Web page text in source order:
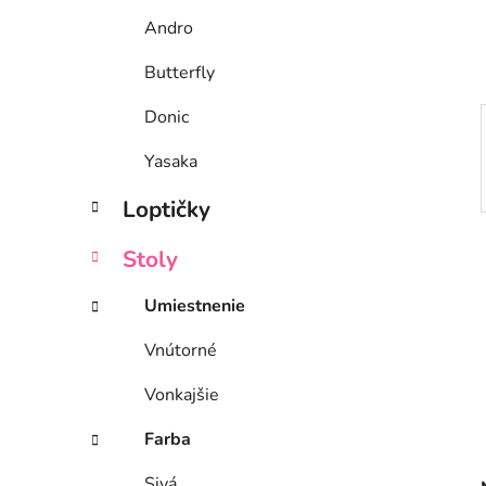
Andro
Butterfly
Donic
Yasaka
Loptičky
Stoly
Umiestnenie
Vnútorné
Vonkajšie
Farba